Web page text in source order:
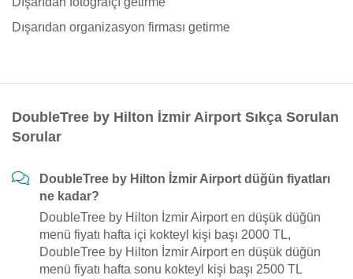
Dışarıdan organizasyon firması getirme
DoubleTree by Hilton İzmir Airport Sıkça Sorulan
Sorular
DoubleTree by Hilton İzmir Airport düğün fiyatları
ne kadar?
DoubleTree by Hilton İzmir Airport en düşük düğün
menü fiyatı hafta içi kokteyl kişi başı 2000 TL,
DoubleTree by Hilton İzmir Airport en düşük düğün
menü fiyatı hafta sonu kokteyl kişi başı 2500 TL